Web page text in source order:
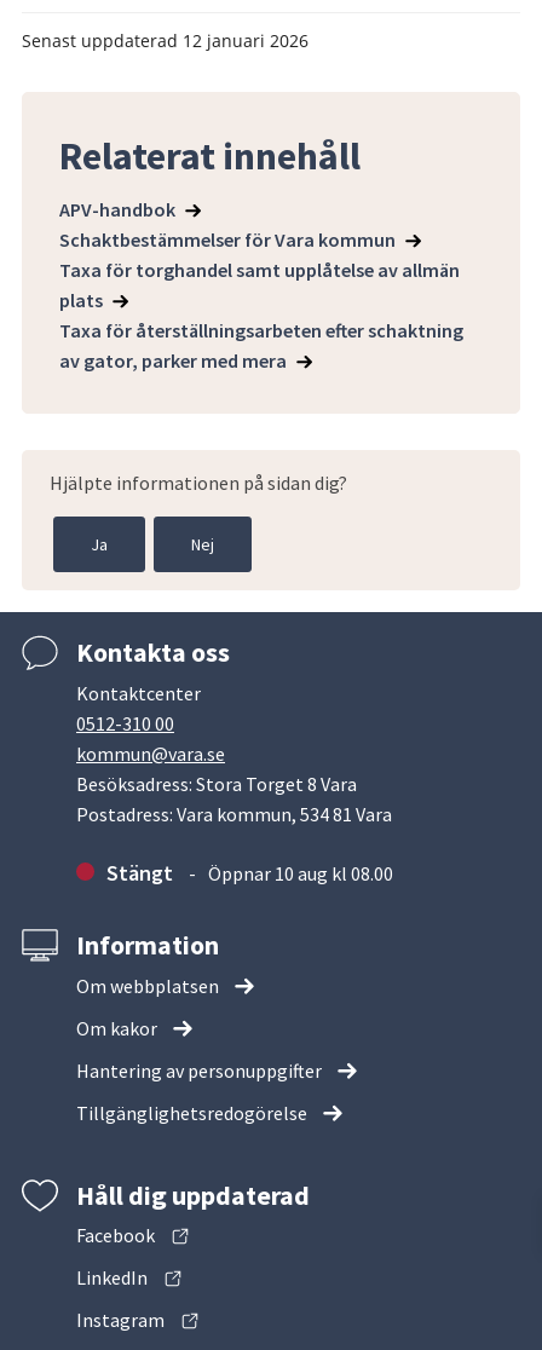
Senast uppdaterad 12 januari 2026
Relaterat innehåll
APV-handbok
Schaktbestämmelser för Vara kommun
Taxa för torghandel samt upplåtelse av allmän
plats
Taxa för återställningsarbeten efter schaktning
av gator, parker med mera
Hjälpte informationen på sidan dig?
Ja Nej
Kontakta oss
Kontaktcenter
0512-310 00
kommun@vara.se
Besöksadress: Stora Torget 8 Vara
Postadress: Vara kommun, 534 81 Vara
Stängt Öppnar 10 aug kl 08.00
Information
Om webbplatsen
Om kakor
Hantering av personuppgifter
Tillgänglighetsredogörelse
Håll dig uppdaterad
Facebook
LinkedIn
Instagram